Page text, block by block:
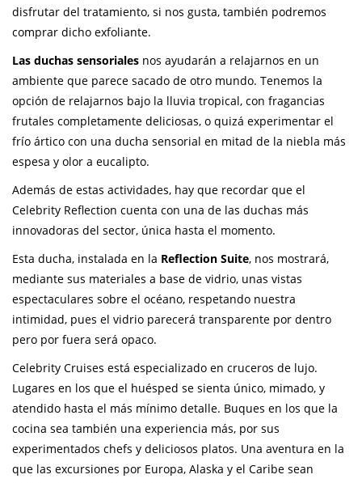
disfrutar del tratamiento, si nos gusta, también podremos
comprar dicho exfoliante.
Las duchas sensoriales nos ayudarán a relajarnos en un
ambiente que parece sacado de otro mundo. Tenemos la
opción de relajarnos bajo la lluvia tropical, con fragancias
frutales completamente deliciosas, o quizá experimentar el
frío ártico con una ducha sensorial en mitad de la niebla más
espesa y olor a eucalipto.
Además de estas actividades, hay que recordar que el
Celebrity Reflection cuenta con una de las duchas más
innovadoras del sector, única hasta el momento.
Esta ducha, instalada en la Reflection Suite, nos mostrará,
mediante sus materiales a base de vidrio, unas vistas
espectaculares sobre el océano, respetando nuestra
intimidad, pues el vidrio parecerá transparente por dentro
pero por fuera será opaco.
Celebrity Cruises está especializado en cruceros de lujo.
Lugares en los que el huésped se sienta único, mimado, y
atendido hasta el más mínimo detalle. Buques en los que la
cocina sea también una experiencia más, por sus
experimentados chefs y deliciosos platos. Una aventura en la
que las excursiones por Europa, Alaska y el Caribe sean